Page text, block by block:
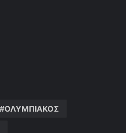
ΟΛΥΜΠΙΑΚΟΣ